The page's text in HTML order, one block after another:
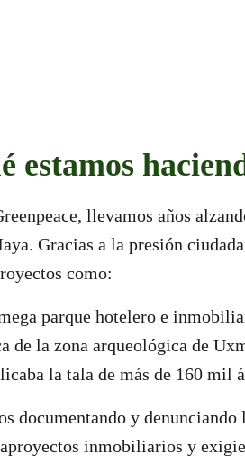
estamos
llevamos años
Gracias a la presión
como:
parque hotelero e
de la zona arqueológica de
la tala de más de 160 mil
documentando y denunciando
inmobiliarios y